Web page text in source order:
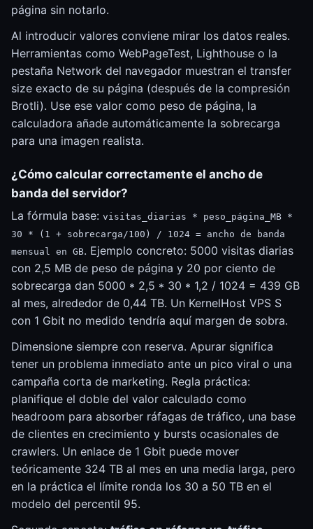
página sin notarlo.
Al introducir valores conviene mirar los datos reales.
Herramientas como WebPageTest, Lighthouse o la
pestaña Network del navegador muestran el transfer
size exacto de su página (después de la compresión
Brotli). Use ese valor como peso de página, la
calculadora añade automáticamente la sobrecarga
para una imagen realista.
¿Cómo calcular correctamente el ancho de
banda del servidor?
La fórmula base: visitas_diarias * peso_página_MB *
30 * (1 + sobrecarga/100) / 1024 = ancho de banda
mensual en GB. Ejemplo concreto: 5000 visitas diarias
con 2,5 MB de peso de página y 20 por ciento de
sobrecarga dan 5000 * 2,5 * 30 * 1,2 / 1024 = 439 GB
al mes, alrededor de 0,44 TB. Un KernelHost VPS S
con 1 Gbit no medido tendría aquí margen de sobra.
Dimensione siempre con reserva. Apurar significa
tener un problema inmediato ante un pico viral o una
campaña corta de marketing. Regla práctica:
planifique el doble del valor calculado como
headroom para absorber ráfagas de tráfico, una base
de clientes en crecimiento y bursts ocasionales de
crawlers. Un enlace de 1 Gbit puede mover
teóricamente 324 TB al mes en una media larga, pero
en la práctica el límite ronda los 30 a 50 TB en el
modelo del percentil 95.